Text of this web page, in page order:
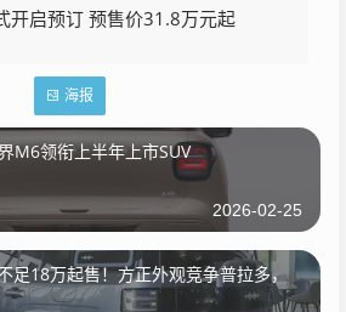
开启预订 预售价31.8万元起
海报
M6领衔上半年上市SUV
2026-02-25
足18万起售！方正外观竞争普拉多，